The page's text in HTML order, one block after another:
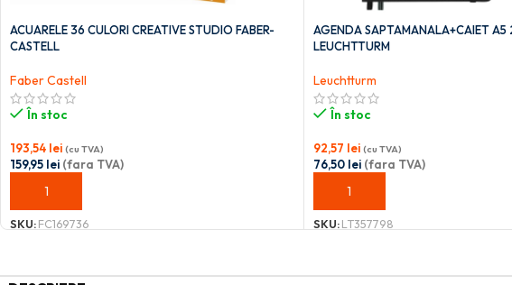
ACUARELE 36 CULORI CREATIVE STUDIO FABER-
CASTELL
Faber Castell
În stoc
193,54 lei (cu TVA)
159,95 lei (fara TVA)
ADAUGĂ ÎN COȘ
SKU:FC169736
AGENDA SAPTAMANALA+CAIET A5
LEUCHTTURM
Leuchtturm
În stoc
92,57 lei (cu TVA)
76,50 lei(fara TVA)
ADAUGĂ ÎN COȘ
SKU:LT357798